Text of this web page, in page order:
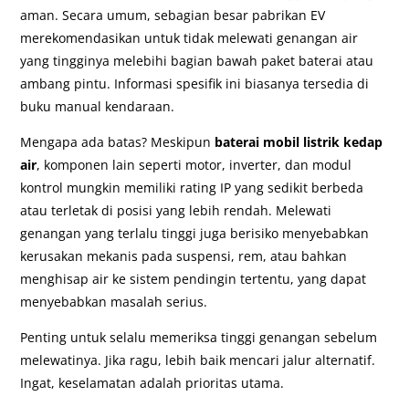
aman. Secara umum, sebagian besar pabrikan EV
merekomendasikan untuk tidak melewati genangan air
yang tingginya melebihi bagian bawah paket baterai atau
ambang pintu. Informasi spesifik ini biasanya tersedia di
buku manual kendaraan.
Mengapa ada batas? Meskipun baterai mobil listrik kedap
air, komponen lain seperti motor, inverter, dan modul
kontrol mungkin memiliki rating IP yang sedikit berbeda
atau terletak di posisi yang lebih rendah. Melewati
genangan yang terlalu tinggi juga berisiko menyebabkan
kerusakan mekanis pada suspensi, rem, atau bahkan
menghisap air ke sistem pendingin tertentu, yang dapat
menyebabkan masalah serius.
Penting untuk selalu memeriksa tinggi genangan sebelum
melewatinya. Jika ragu, lebih baik mencari jalur alternatif.
Ingat, keselamatan adalah prioritas utama.